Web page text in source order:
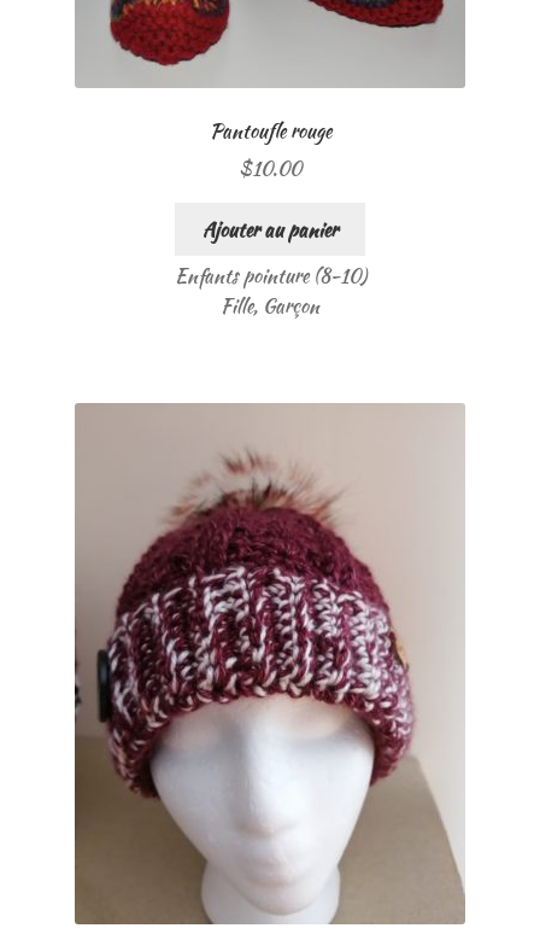
Pantoufle rouge
$10.00
Ajouter au panier
Enfants pointure (8-10)
Fille, Garçon